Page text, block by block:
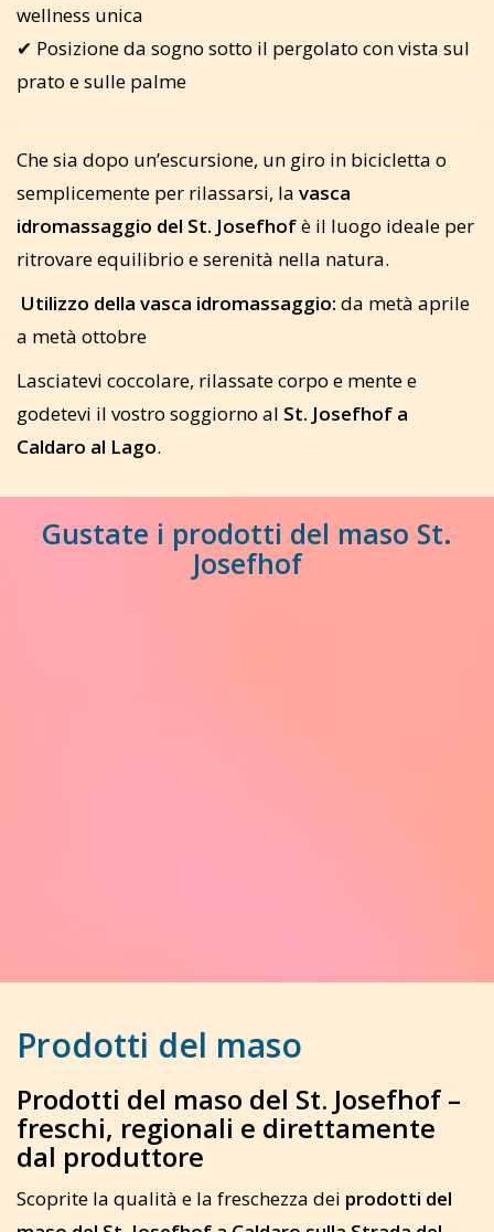
wellness unica
✔ Posizione da sogno sotto il pergolato con vista sul
prato e sulle palme
Che sia dopo un’escursione, un giro in bicicletta o
semplicemente per rilassarsi, la vasca
idromassaggio del St. Josefhofè il luogo ideale per
ritrovare equilibrio e serenità nella natura.
Utilizzo della vasca idromassaggio: da metà aprile
a metà ottobre
Lasciatevi coccolare, rilassate corpo e mente e
godetevi il vostro soggiorno al St. Josefhof a
Caldaro al Lago.
Gustate i prodotti del maso St.
Josefhof
Prodotti del maso
Prodotti del maso del St. Josefhof –
freschi, regionali e direttamente
dal produttore
Scoprite la qualità e la freschezza dei prodotti del